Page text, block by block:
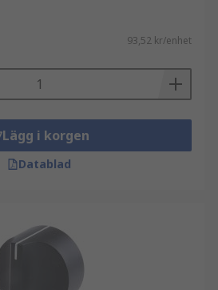
93,52 kr/enhet
Lägg i korgen
Datablad